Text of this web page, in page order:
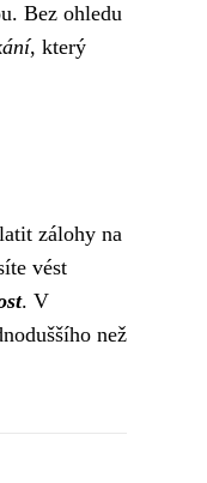
Bez ohledu
, který
zálohy na
vést
. V
než